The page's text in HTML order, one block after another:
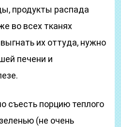
продукты распада
во всех тканях
их оттуда, нужно
печени и
съесть порцию теплого
(не очень